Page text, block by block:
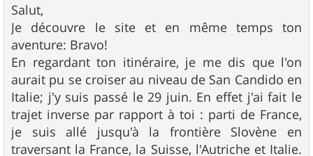
s
s
a
g
e
Salut,
Je découvre le site et en même temps ton
aventure: Bravo!
En regardant ton itinéraire, je me dis que l'on
aurait pu se croiser au niveau de San Candido en
Italie; j'y suis passé le 29 juin. En effet j'ai fait le
trajet inverse par rapport à toi : parti de France,
je suis allé jusqu'à la frontière Slovène en
traversant la France, la Suisse, l'Autriche et Italie.